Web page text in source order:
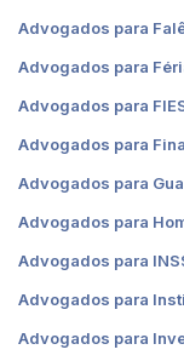
Advogados para
Advogados para
Advogados para
Advogados para
Advogados para
Advogados para
Advogados para
Advogados para
Advogados para